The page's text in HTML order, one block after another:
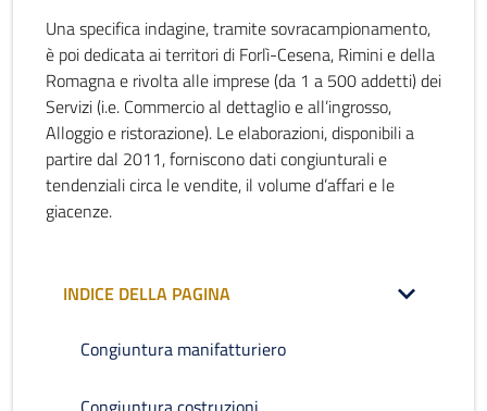
Una specifica indagine, tramite sovracampionamento,
è poi dedicata ai territori di Forlì-Cesena, Rimini e della
Romagna e rivolta alle imprese (da 1 a 500 addetti) dei
Servizi (i.e. Commercio al dettaglio e all’ingrosso,
Alloggio e ristorazione). Le elaborazioni, disponibili a
partire dal 2011, forniscono dati congiunturali e
tendenziali circa le vendite, il volume d’affari e le
giacenze.
INDICE DELLA PAGINA
Congiuntura manifatturiero